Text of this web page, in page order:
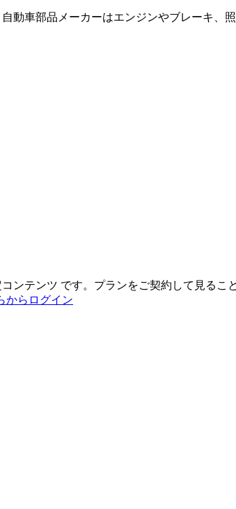
動車部品メーカーはエンジンやブレーキ、
コンテンツ です。プランをご契約して見るこ
からログイン